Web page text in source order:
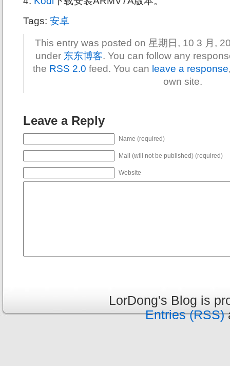
Tags: 安卓
This entry was posted on 星期日, 10 3 月,
under 东东博客. You can follow any
the RSS 2.0 feed. You can leave a response
own site.
Leave a Reply
Name (required)
Mail (will not be published) (required)
Website
LorDong's Blog is
Entries (RSS)